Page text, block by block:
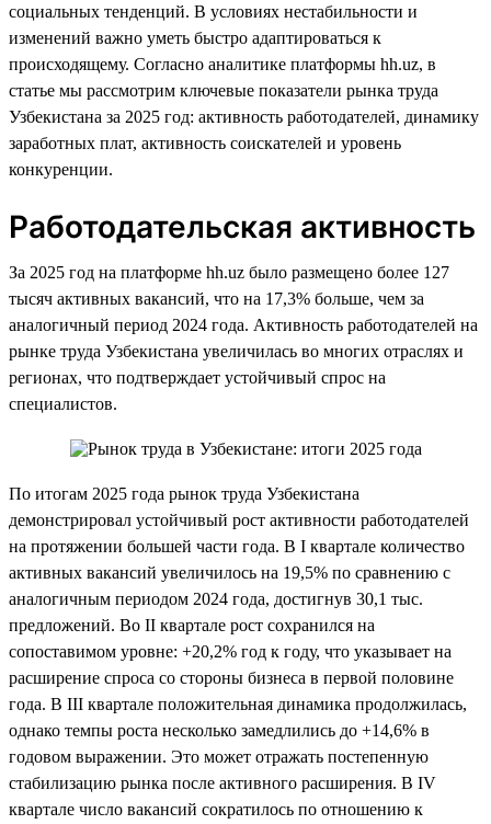
социальных тенденций. В условиях нестабильности и
изменений важно уметь быстро адаптироваться к
происходящему. Согласно аналитике платформы hh.uz, в
статье мы рассмотрим ключевые показатели рынка труда
Узбекистана за 2025 год: активность работодателей, динамику
заработных плат, активность соискателей и уровень
конкуренции.
Работодательская активность
За 2025 год на платформе hh.uz было размещено более 127
тысяч активных вакансий, что на 17,3% больше, чем за
аналогичный период 2024 года. Активность работодателей на
рынке труда Узбекистана увеличилась во многих отраслях и
регионах, что подтверждает устойчивый спрос на
специалистов.
По итогам 2025 года рынок труда Узбекистана
демонстрировал устойчивый рост активности работодателей
на протяжении большей части года. В I квартале количество
активных вакансий увеличилось на 19,5% по сравнению с
аналогичным периодом 2024 года, достигнув 30,1 тыс.
предложений. Во II квартале рост сохранился на
сопоставимом уровне: +20,2% год к году, что указывает на
расширение спроса со стороны бизнеса в первой половине
года. В III квартале положительная динамика продолжилась,
однако темпы роста несколько замедлились до +14,6% в
годовом выражении. Это может отражать постепенную
стабилизацию рынка после активного расширения. В IV
квартале число вакансий сократилось по отношению к